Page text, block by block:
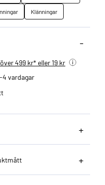
Klänningar
499 kr* eller 19 kr
4 vardagar